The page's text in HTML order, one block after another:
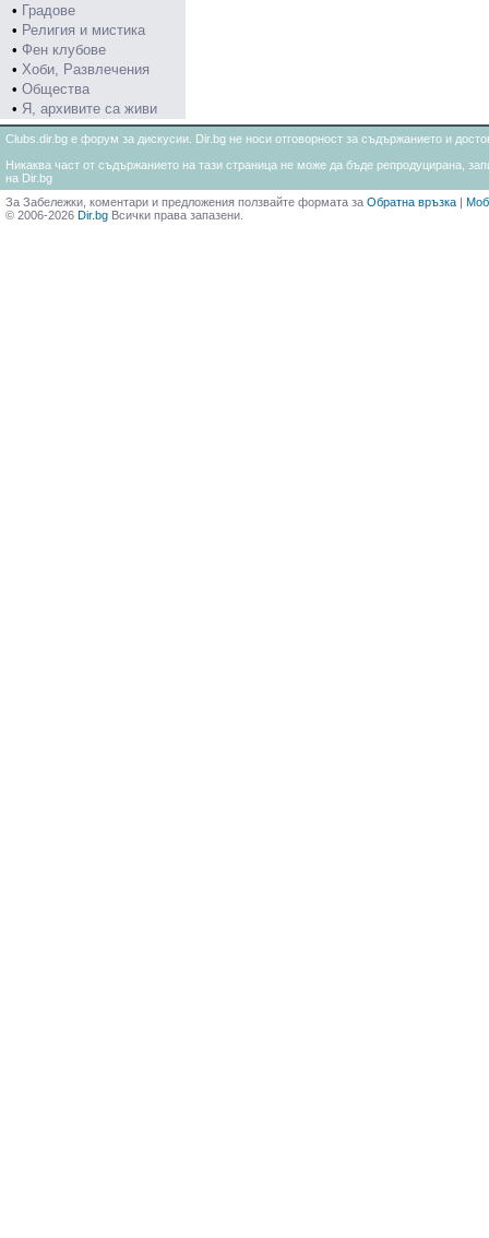
• Градове
• Религия и мистика
• Фен клубове
• Хоби, Развлечения
• Общества
• Я, архивите са живи
Clubs.dir.bg е форум за дискусии. Dir.bg не носи отговорност за съдържанието и
Никаква част от съдържанието на тази страница не може да бъде репродуцирана,
на Dir.bg
За Забележки, коментари и предложения ползвайте формата за Обратна връзка |
© 2006-2026 Dir.bg Всички права запазени.